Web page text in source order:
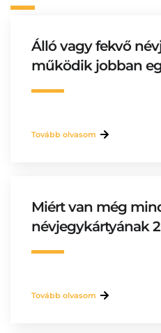
Álló vagy fekvő
működik jobban
Tovább olvasom
Miért van még
névjegykártyának
Tovább olvasom